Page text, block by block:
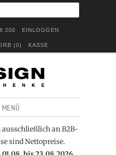
200 EINLOGGEN
(0) KASSE
MENÜ
an B2B-
sind Nettopreise.